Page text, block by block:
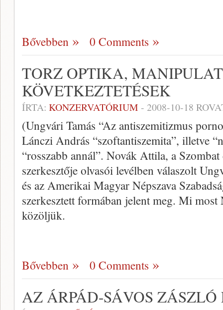
Bővebben 0 Comments
TORZ OPTIKA,
KÖVETKEZTETÉSEK
ÍRTA: KONZERVATÓRIUM - 2008-10-18
(Ungvári Tamás “Az antiszemitizmus
Lánczi András “szoftantiszemita”, illetve
“rosszabb annál”. Novák Attila, a
szerkesztője olvasói levélben válaszolt
és az Amerikai Magyar Népszava
szerkesztett formában jelent meg. Mi
közöljük.
Bővebben 0 Comments
AZ ÁRPÁD-SÁVOS